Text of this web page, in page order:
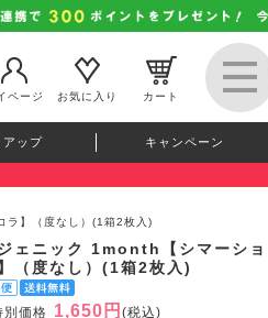
ページ
お気に入り カート
アップ キャンペーン
ラ】（度なし）(1箱2枚入)
ェニック 1month【シマーショ
（度なし）(1箱2枚入)
別価格 1,650円 (税込)